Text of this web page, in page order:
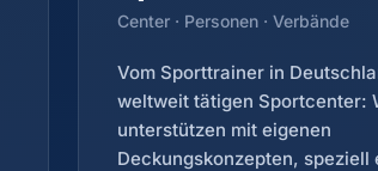
Center · Personen · Verbände
Vom Sporttrainer in
weltweit tätigen Sportcenter:
unterstützen mit eigenen
Deckungskonzepten,